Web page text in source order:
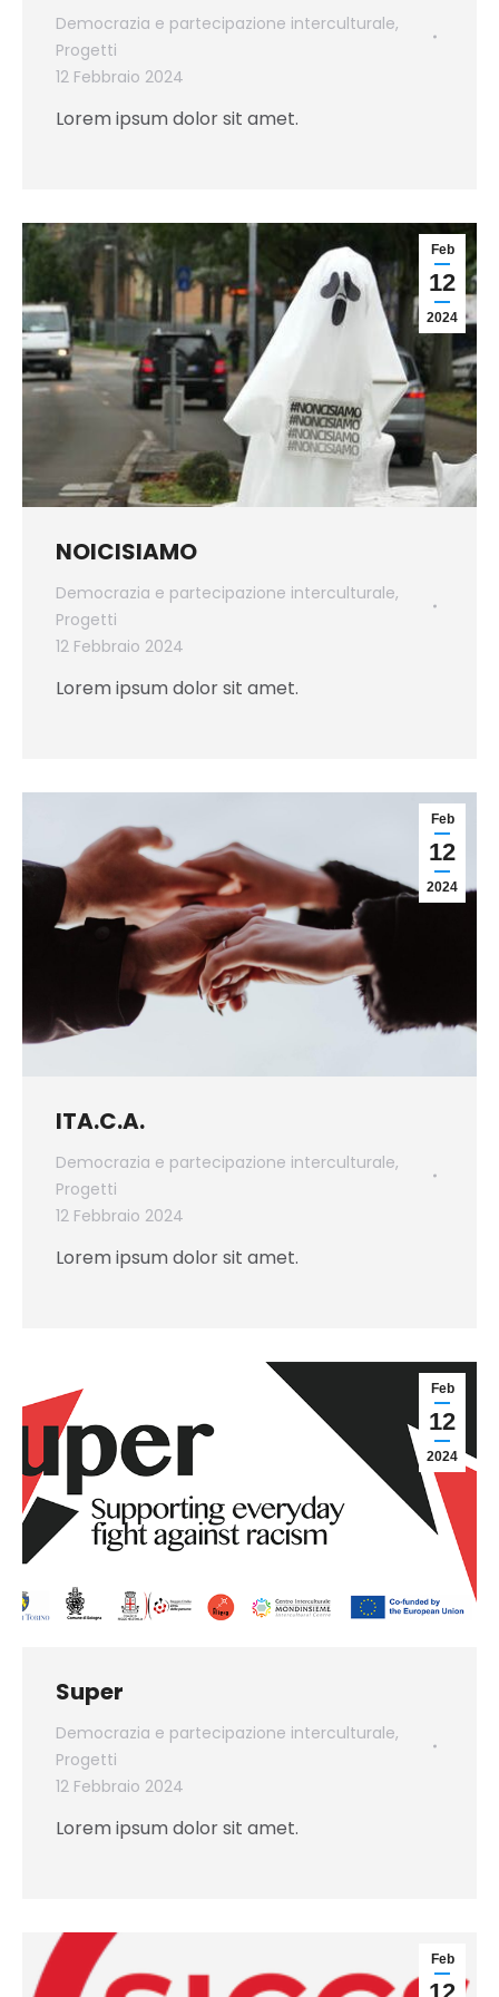
Democrazia e partecipazione interculturale,
Progetti
12 Febbraio 2024
Lorem ipsum dolor sit amet.
Feb
12
2024
NOICISIAMO
Democrazia e partecipazione interculturale,
Progetti
12 Febbraio 2024
Lorem ipsum dolor sit amet.
Feb
12
2024
ITA.C.A.
Democrazia e partecipazione interculturale,
Progetti
12 Febbraio 2024
Lorem ipsum dolor sit amet.
Feb
12
2024
Super
Democrazia e partecipazione interculturale,
Progetti
12 Febbraio 2024
Lorem ipsum dolor sit amet.
Feb